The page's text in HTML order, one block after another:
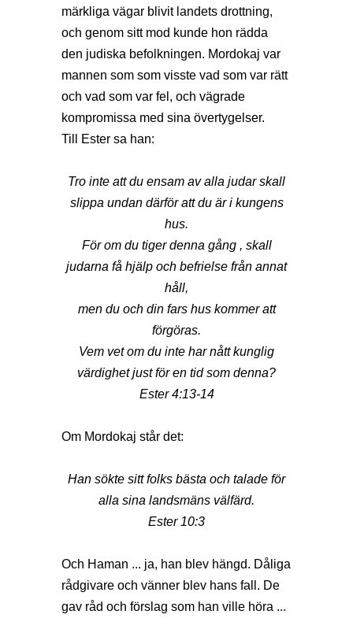
märkliga vägar blivit landets drottning,
och genom sitt mod kunde hon rädda
den judiska befolkningen. Mordokaj var
mannen som som visste vad som var rätt
och vad som var fel, och vägrade
kompromissa med sina övertygelser.
Till Ester sa han:
Tro inte att du ensam av alla judar skall
slippa undan därför att du är i kungens
hus.
För om du tiger denna gång , skall
judarna få hjälp och befrielse från annat
håll,
men du och din fars hus kommer att
förgöras.
Vem vet om du inte har nått kunglig
värdighet just för en tid som denna?
Ester 4:13-14
Om Mordokaj står det:
Han sökte sitt folks bästa och talade för
alla sina landsmäns välfärd.
Ester 10:3
Och Haman ... ja, han blev hängd. Dåliga
rådgivare och vänner blev hans fall. De
gav råd och förslag som han ville höra ...